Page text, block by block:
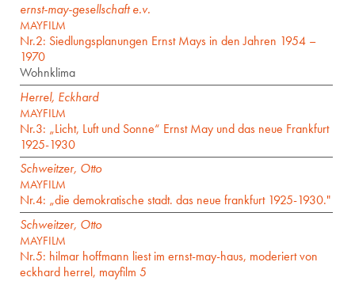
ernst-may-gesellschaft e.v.
MAYFILM
Nr.2: Siedlungsplanungen Ernst Mays in den Jahren 1954 –
1970
Wohnklima
Herrel, Eckhard
MAYFILM
Nr.3: „Licht, Luft und Sonne“ Ernst May und das neue Frankfurt
1925-1930
Schweitzer, Otto
MAYFILM
Nr.4: „die demokratische stadt. das neue frankfurt 1925-1930."
Schweitzer, Otto
MAYFILM
Nr.5: hilmar hoffmann liest im ernst-may-haus, moderiert von
eckhard herrel, mayfilm 5